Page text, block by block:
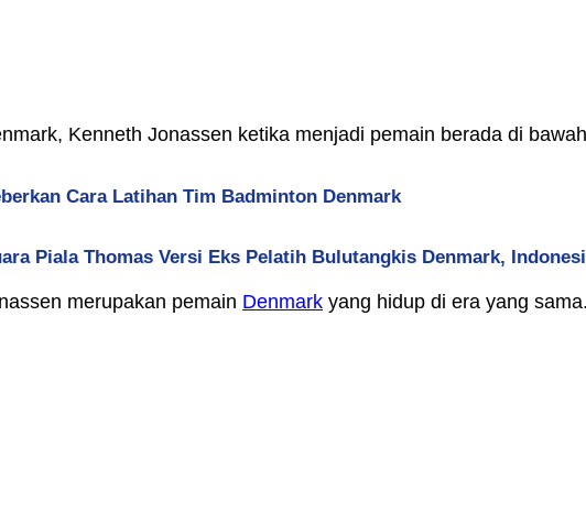
Kenneth Jonassen ketika menjadi pemain berada di
Cara Latihan Tim Badminton Denmark
Piala Thomas Versi Eks Pelatih Bulutangkis Denmark,
merupakan pemain Denmark yang hidup di era yang